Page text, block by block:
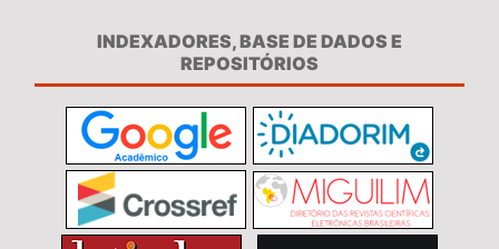
INDEXADORES, BASE DE DADOS E
REPOSITÓRIOS